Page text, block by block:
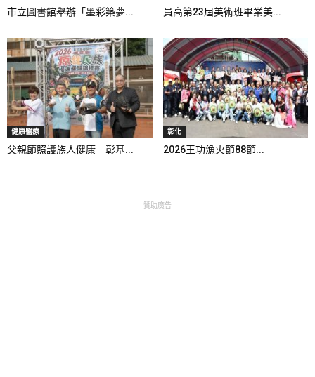
市立圖書館舉辦「墨彩築夢... 員高第23屆美術班畢業美...
健康醫療
父親節照護族人健康 彰基...
彰化
2026王功漁火節88節...
- 贊助廣告 -